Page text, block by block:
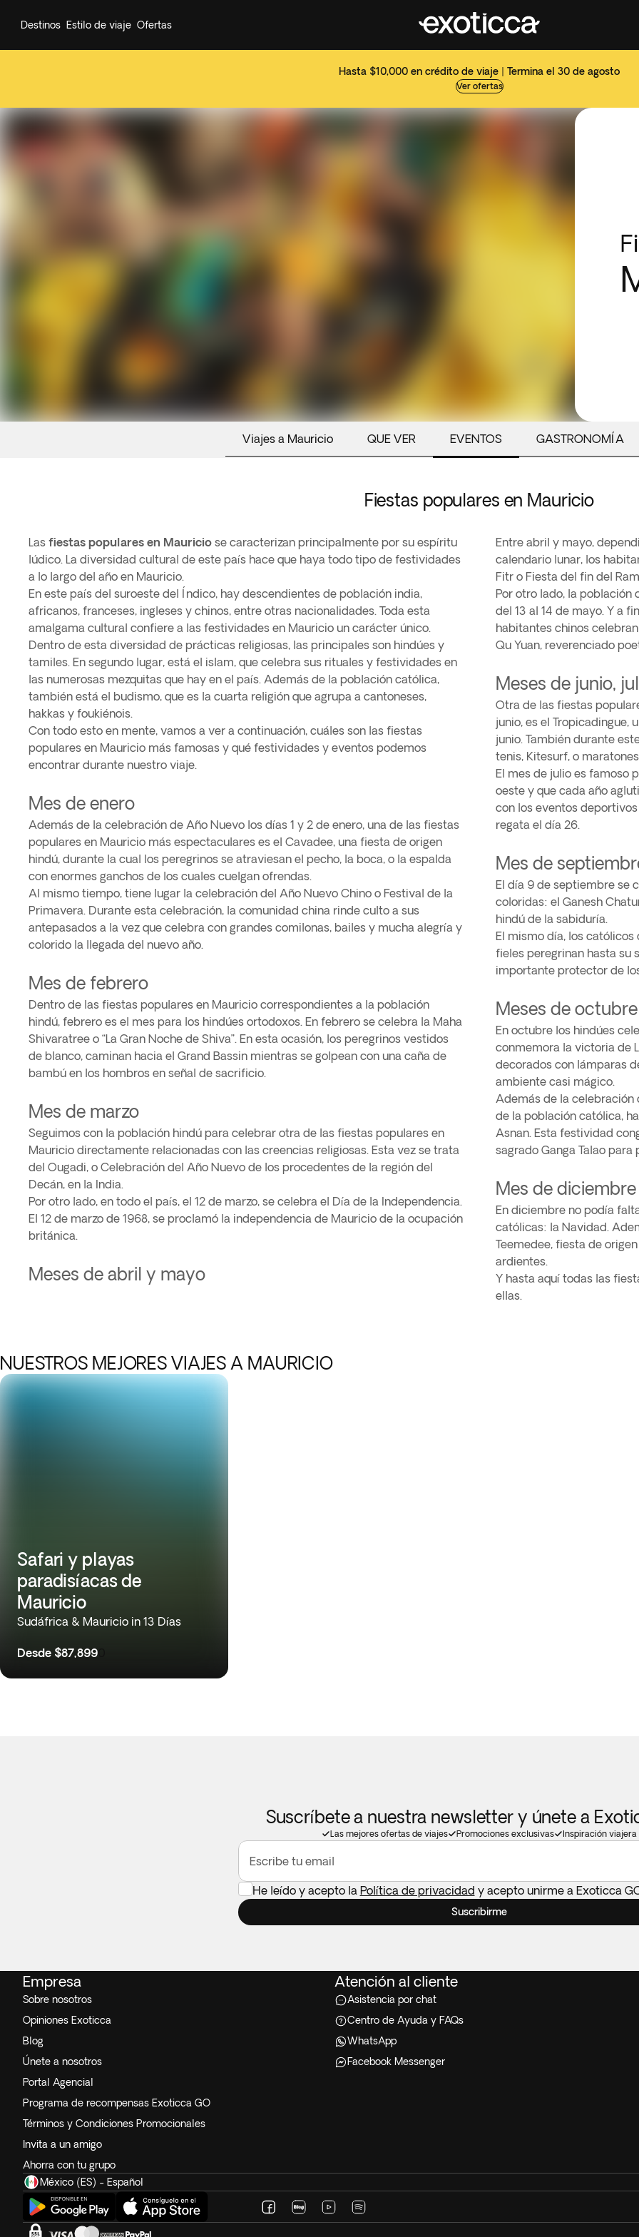
Hasta $10,000 en crédito de viaje | Termina el 30 de agosto
Ver ofertas
Destinos Estilo de viaje Ofertas
Viajes a Mauricio QUE VER EVENTOS GASTRONOMÍA
Fiestas populares en Mauricio
Las fiestas populares en Mauricio se caracterizan principalmente por su espíritu
lúdico. La diversidad cultural de este país hace que haya todo tipo de festividades
a lo largo del año en Mauricio.
En este país del suroeste del Índico, hay descendientes de población india,
africanos, franceses, ingleses y chinos, entre otras nacionalidades. Toda esta
amalgama cultural confiere a las festividades en Mauricio un carácter único.
Dentro de esta diversidad de prácticas religiosas, las principales son hindúes y
tamiles. En segundo lugar, está el islam, que celebra sus rituales y festividades en
las numerosas mezquitas que hay en el país. Además de la población católica,
también está el budismo, que es la cuarta religión que agrupa a cantoneses,
hakkas y foukiénois.
Con todo esto en mente, vamos a ver a continuación, cuáles son las fiestas
populares en Mauricio más famosas y qué festividades y eventos podemos
encontrar durante nuestro viaje.
Mes de enero
Además de la celebración de Año Nuevo los días 1 y 2 de enero, una de las fiestas
populares en Mauricio más espectaculares es el Cavadee, una fiesta de origen
hindú, durante la cual los peregrinos se atraviesan el pecho, la boca, o la espalda
con enormes ganchos de los cuales cuelgan ofrendas.
Al mismo tiempo, tiene lugar la celebración del Año Nuevo Chino o Festival de la
Primavera. Durante esta celebración, la comunidad china rinde culto a sus
antepasados a la vez que celebra con grandes comilonas, bailes y mucha alegría y
colorido la llegada del nuevo año.
Mes de febrero
Dentro de las fiestas populares en Mauricio correspondientes a la población
hindú, febrero es el mes para los hindúes ortodoxos. En febrero se celebra la Maha
Shivaratree o “La Gran Noche de Shiva”. En esta ocasión, los peregrinos vestidos
de blanco, caminan hacia el Grand Bassin mientras se golpean con una caña de
bambú en los hombros en señal de sacrificio.
Mes de marzo
Seguimos con la población hindú para celebrar otra de las fiestas populares en
Mauricio directamente relacionadas con las creencias religiosas. Esta vez se trata
del Ougadi, o Celebración del Año Nuevo de los procedentes de la región del
Decán, en la India.
Por otro lado, en todo el país, el 12 de marzo, se celebra el Día de la Independencia.
El 12 de marzo de 1968, se proclamó la independencia de Mauricio de la ocupación
británica.
Meses de abril y mayo
Entre abril y mayo,
calendario lunar, los
Fitr o Fiesta del fin del
Por otro lado, la población
del 13 al 14 de mayo. Y a
habitantes chinos
Qu Yuan, reverenciado
Meses de junio,
Otra de las fiestas
junio, es el Tropicadingue,
junio. También durante
tenis, Kitesurf, o
El mes de julio es famoso
oeste y que cada año
con los eventos
regata el día 26.
Mes de
El día 9 de septiembre se
coloridas: el Ganesh
hindú de la sabiduría.
El mismo día, los católicos
fieles peregrinan hasta su
importante protector de
Meses de
En octubre los hindúes
conmemora la victoria de
decorados con lámparas
ambiente casi mágico.
Además de la celebración
de la población católica,
Asnan. Esta festividad
sagrado Ganga Talao para
Mes de diciembre
En diciembre no podía
católicas: la Navidad.
Teemedee, fiesta de
ardientes.
Y hasta aquí todas las
ellas.
NUESTROS MEJORES VIAJES A MAURICIO
Safari y playas
paradisíacas de
Mauricio
Sudáfrica & Mauricio in 13 Días
Desde $87,899
Suscríbete a nuestra newsletter y únete a
Las mejores ofertas de viajes Promociones exclusivas Inspiración viajera
Escribe tu email
He leído y acepto la Política de privacidad y acepto unirme a Exoticca
Suscribirme
Empresa
Sobre nosotros
Opiniones Exoticca
Blog
Únete a nosotros
Portal Agencial
Programa de recompensas Exoticca GO
Términos y Condiciones Promocionales
Invita a un amigo
Ahorra con tu grupo
Atención al cliente
Asistencia por chat
Centro de Ayuda y FAQs
WhatsApp
Facebook Messenger
México (ES) - Español